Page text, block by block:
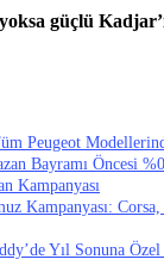
yoksa güçlü
Peugeot
Bayramı Öncesi
Kampanyası
Kampanyası:
Yıl Sonuna